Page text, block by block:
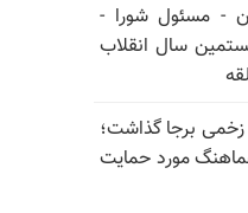
- مسئول شورا -
و بیستمین سال انقلاب
حمله حوثی‌ها به نجران ۱۱ زخمی برجا گذاشت؛
مورد حمایت